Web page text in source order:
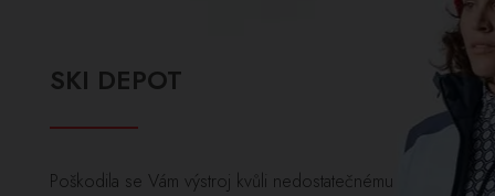
SKI DEPOT
Poškodila se Vám výstroj kvůli nedostatečnému